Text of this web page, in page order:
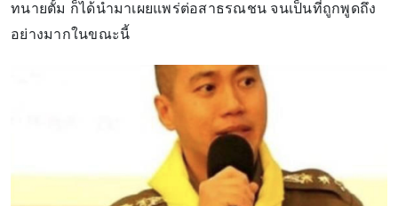
ทนายตั้ม ก็ได้นำมาเผยแพร่ต่อสาธรณชน จนเป็นที่ถูกพูดถึง
อย่างมากในขณะนี้